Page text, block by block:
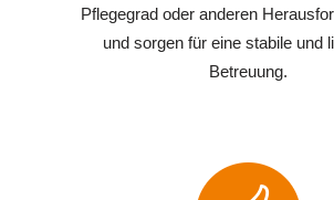
Pflegegrad oder anderen
und sorgen für eine stabile und
Betreuung.